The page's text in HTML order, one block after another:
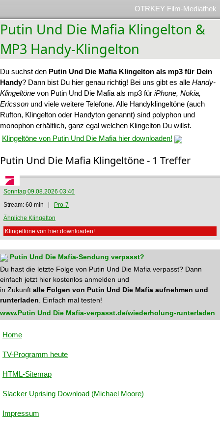
OTRKEY Film-Mediathek
Putin Und Die Mafia Klingelton &
MP3 Handy-Klingelton
Du suchst den Putin Und Die Mafia Klingelton als mp3 für Dein
Handy? Dann bist Du hier genau richtig! Bei uns gibt es alle Handy-
Klingeltöne von Putin Und Die Mafia als mp3 für iPhone, Nokia,
Ericsson und viele weitere Telefone. Alle Handyklingeltöne (auch
Rufton, Klingelton oder Handyton genannt) sind polyphon und
monophon erhältlich, ganz egal welchen Klingelton Du willst.
Klingeltöne von Putin Und Die Mafia hier downloaden!
Putin Und Die Mafia Klingeltöne - 1 Treffer
Sonntag 09.08.2026 03:46
Stream: 60 min |
Pro-7
Ähnliche Klingelton
Klingeltöne von hier downloaden!
Putin Und Die Mafia-Sendung verpasst?
Du hast die letzte Folge von Putin Und Die Mafia verpasst? Dann
einfach jetzt hier kostenlos anmelden und
in Zukunft alle Folgen von Putin Und Die Mafia aufnehmen und
runterladen . Einfach mal testen!
www.Putin Und Die Mafia-verpasst.de/wiederholung-runterladen
Home
TV-Programm heute
HTML-Sitemap
Slacker Uprising Download (Michael Moore)
Impressum